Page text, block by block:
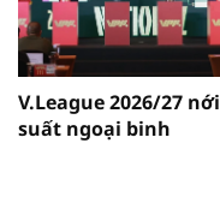
V.League 2026/27 nới
suất ngoại binh